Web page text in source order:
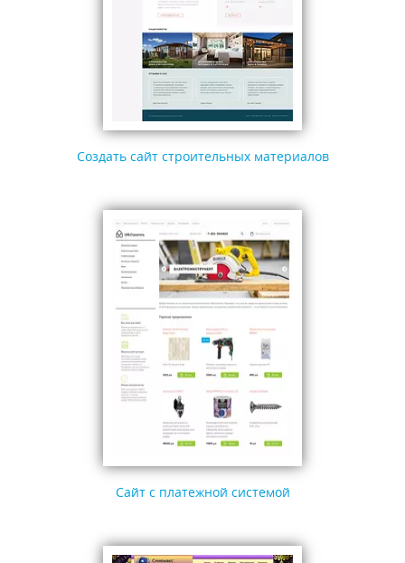
Создать сайт строительных материалов
Сайт с платежной системой